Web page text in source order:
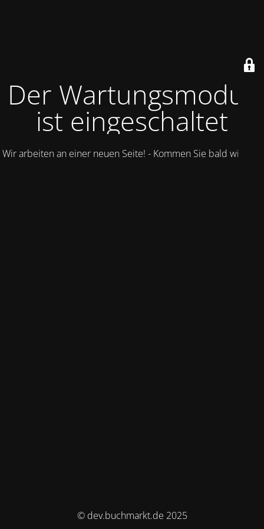
Der Wartungsmodus
ist eingeschaltet
Wir arbeiten an einer neuen Seite! - Kommen Sie bald wieder.
© dev.buchmarkt.de 2025